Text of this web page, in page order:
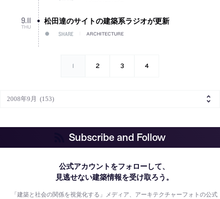
9.11
THU
松田達のサイトの建築系ラジオが更新
SHARE ARCHITECTURE
1 2 3 4
Subscribe and Follow
公式アカウントをフォローして、
見逃せない建築情報を受け取ろう。
「建築と社会の関係を視覚化する」メディア、アーキテクチャーフォトの公式